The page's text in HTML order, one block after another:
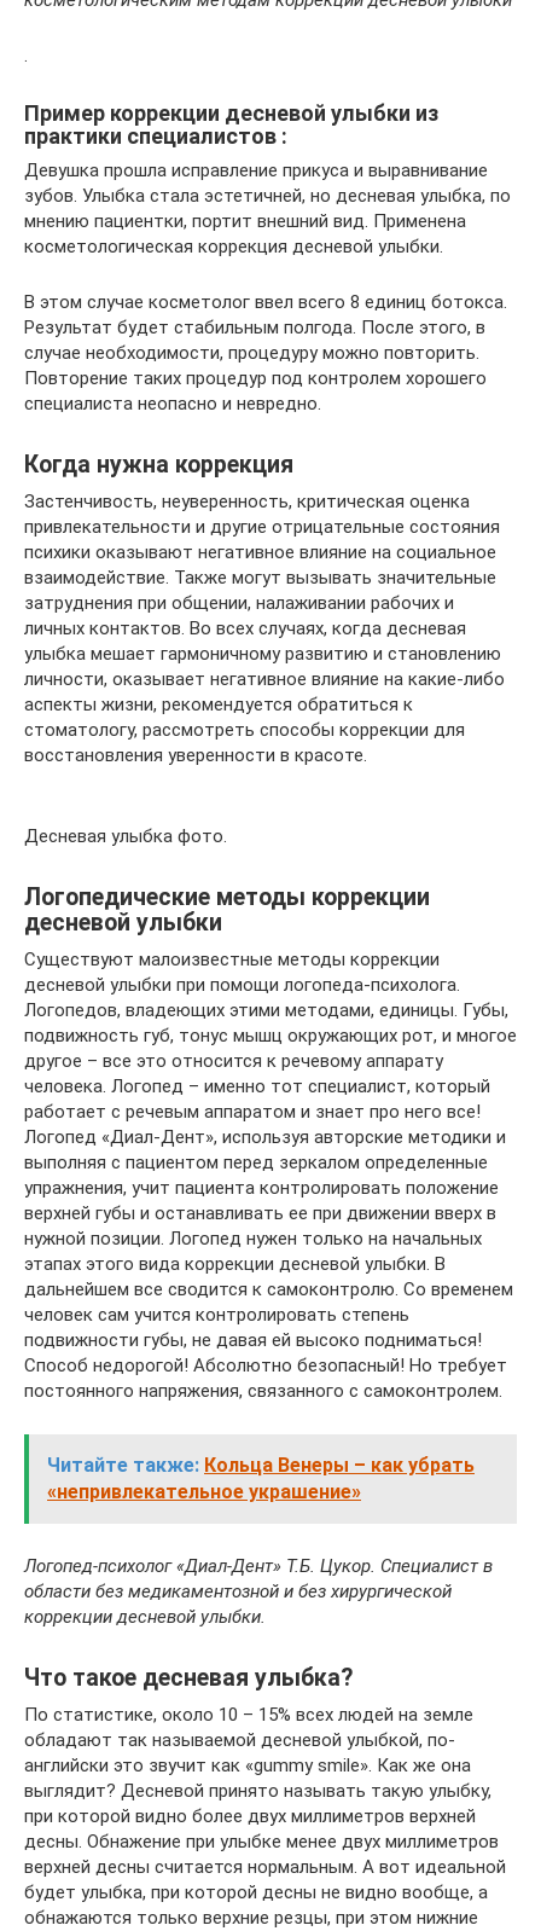
.
Пример коррекции десневой улыбки из
практики специалистов :
Девушка прошла исправление прикуса и выравнивание
зубов. Улыбка стала эстетичней, но десневая улыбка, по
мнению пациентки, портит внешний вид. Применена
косметологическая коррекция десневой улыбки.
В этом случае косметолог ввел всего 8 единиц ботокса.
Результат будет стабильным полгода. После этого, в
случае необходимости, процедуру можно повторить.
Повторение таких процедур под контролем хорошего
специалиста неопасно и невредно.
Когда нужна коррекция
Застенчивость, неуверенность, критическая оценка
привлекательности и другие отрицательные состояния
психики оказывают негативное влияние на социальное
взаимодействие. Также могут вызывать значительные
затруднения при общении, налаживании рабочих и
личных контактов. Во всех случаях, когда десневая
улыбка мешает гармоничному развитию и становлению
личности, оказывает негативное влияние на какие-либо
аспекты жизни, рекомендуется обратиться к
стоматологу, рассмотреть способы коррекции для
восстановления уверенности в красоте.
Десневая улыбка фото.
Логопедические методы коррекции
десневой улыбки
Существуют малоизвестные методы коррекции
десневой улыбки при помощи логопеда-психолога.
Логопедов, владеющих этими методами, единицы. Губы,
подвижность губ, тонус мышц окружающих рот, и многое
другое – все это относится к речевому аппарату
человека. Логопед – именно тот специалист, который
работает с речевым аппаратом и знает про него все!
Логопед «Диал-Дент», используя авторские методики и
выполняя с пациентом перед зеркалом определенные
упражнения, учит пациента контролировать положение
верхней губы и останавливать ее при движении вверх в
нужной позиции. Логопед нужен только на начальных
этапах этого вида коррекции десневой улыбки. В
дальнейшем все сводится к самоконтролю. Со временем
человек сам учится контролировать степень
подвижности губы, не давая ей высоко подниматься!
Способ недорогой! Абсолютно безопасный! Но требует
постоянного напряжения, связанного с самоконтролем.
Читайте также: Кольца Венеры – как убрать
«непривлекательное украшение»
Логопед-психолог «Диал-Дент» Т.Б. Цукор. Специалист в
области без медикаментозной и без хирургической
коррекции десневой улыбки.
Что такое десневая улыбка?
По статистике, около 10 – 15% всех людей на земле
обладают так называемой десневой улыбкой, по-
английски это звучит как «gummy smile». Как же она
выглядит? Десневой принято называть такую улыбку,
при которой видно более двух миллиметров верхней
десны. Обнажение при улыбке менее двух миллиметров
верхней десны считается нормальным. А вот идеальной
будет улыбка, при которой десны не видно вообще, а
обнажаются только верхние резцы, при этом нижние